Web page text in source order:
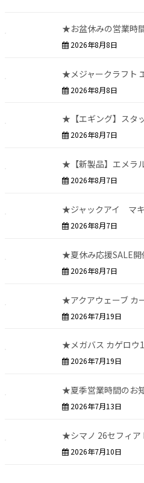
★お盆休みの営業時
2026年8月8日
★メジャークラフト
2026年8月8日
★【エギング】スタ
2026年8月7日
★【新製品】エメラ
2026年8月7日
★ジャックアイ マキ
2026年8月7日
★夏休み応援SALE開
2026年8月7日
★アクアウェーブ カ
2026年7月19日
★メガバス カゲロウ
2026年7月19日
★夏季営業時間のお
2026年7月13日
★シマノ 26セフィア
2026年7月10日